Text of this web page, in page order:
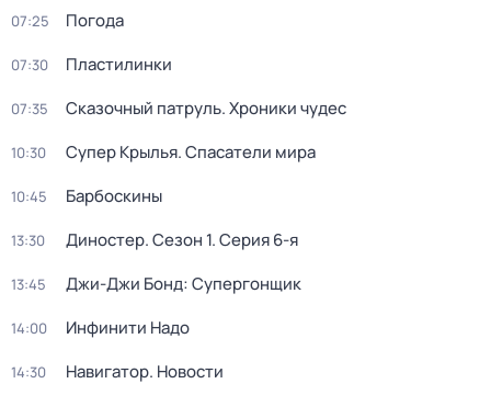
07:25 Погода
07:30 Пластилинки
07:35 Сказочный патруль. Хроники чудес
10:30 Супер Крылья. Спасатели мира
10:45 Барбоскины
13:30 Диностер. Сезон 1. Серия 6-я
13:45 Джи-Джи Бонд: Супергонщик
14:00 Инфинити Надо
14:30 Навигатор. Новости